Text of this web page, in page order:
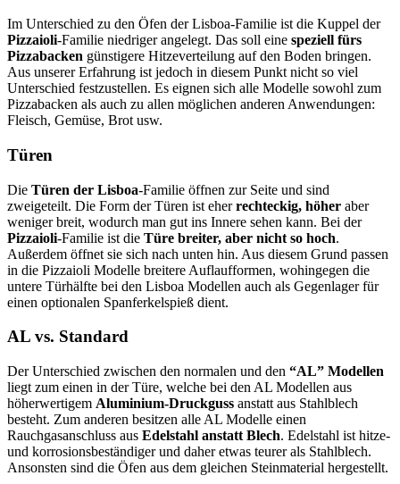
Im Unterschied zu den Öfen der Lisboa-Familie ist die Kuppel der
Pizzaioli-Familie niedriger angelegt. Das soll eine speziell fürs
Pizzabacken günstigere Hitzeverteilung auf den Boden bringen.
Aus unserer Erfahrung ist jedoch in diesem Punkt nicht so viel
Unterschied festzustellen. Es eignen sich alle Modelle sowohl zum
Pizzabacken als auch zu allen möglichen anderen Anwendungen:
Fleisch, Gemüse, Brot usw.
Türen
Die Türen der Lisboa-Familie öffnen zur Seite und sind
zweigeteilt. Die Form der Türen ist eherrechteckig, höher aber
weniger breit, wodurch man gut ins Innere sehen kann. Bei der
Pizzaioli-Familie ist die Türe breiter, aber nicht so hoch.
Außerdem öffnet sie sich nach unten hin. Aus diesem Grund passen
in die Pizzaioli Modelle breitere Auflaufformen, wohingegen die
untere Türhälfte bei den Lisboa Modellen auch als Gegenlager für
einen optionalen Spanferkelspieß dient.
AL vs. Standard
Der Unterschied zwischen den normalen und den “AL” Modellen
liegt zum einen in der Türe, welche bei den AL Modellen aus
höherwertigem Aluminium-Druckguss anstatt aus Stahlblech
besteht. Zum anderen besitzen alle AL Modelle einen
Rauchgasanschluss aus Edelstahl anstatt Blech. Edelstahl ist hitze-
und korrosionsbeständiger und daher etwas teurer als Stahlblech.
Ansonsten sind die Öfen aus dem gleichen Steinmaterial hergestellt.